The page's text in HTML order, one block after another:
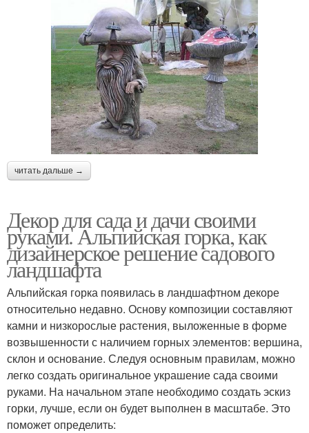
читать дальше →
Декор для сада и дачи своими
руками. Альпийская горка, как
дизайнерское решение садового
ландшафта
Альпийская горка появилась в ландшафтном декоре
относительно недавно. Основу композиции составляют
камни и низкорослые растения, выложенные в форме
возвышенности с наличием горных элементов: вершина,
склон и основание. Следуя основным правилам, можно
легко создать оригинальное украшение сада своими
руками. На начальном этапе необходимо создать эскиз
горки, лучше, если он будет выполнен в масштабе. Это
поможет определить: